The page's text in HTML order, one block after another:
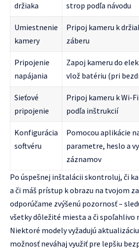
držiaka
strop podľa návodu
Umiestnenie
kamery
Pripoj kameru k
záberu
Pripojenie
napájania
Zapoj kameru do
vlož batériu (pri
Sieťové
pripojenie
Pripoj kameru k Wi-
podľa inštrukcií
Konfigurácia
softvéru
Pomocou aplikácie
parametre, heslo a
záznamov
Po úspešnej inštalácii skontroluj, či
a či máš prístup k obrazu na tvojom
odporúčame zvýšenú pozornosť –
všetky dôležité miesta a či spoľahlivo
Niektoré modely vyžadujú
možnosť neváhaj využiť pre lepšiu